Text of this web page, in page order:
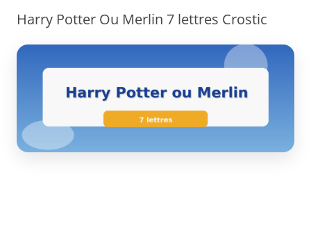
Harry Potter Ou Merlin 7 lettres Crostic